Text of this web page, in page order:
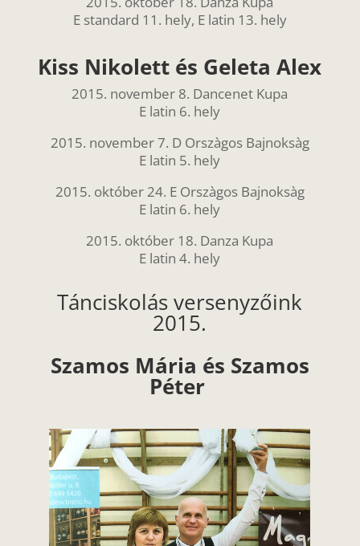
E standard 11. hely, E latin 13. hely
Kiss Nikolett és Geleta Alex
2015. november 8. Dancenet Kupa
E latin 6. hely
2015. november 7. D Orszàgos Bajnoksàg
E latin 5. hely
2015. október 24. E Orszàgos Bajnoksàg
E latin 6. hely
2015. október 18. Danza Kupa
E latin 4. hely
Tánciskolás versenyzőink
2015.
Szamos Mária és Szamos
Péter